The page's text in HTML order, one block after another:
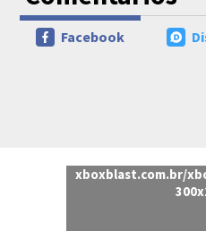
Facebook
xboxblast.com.br/